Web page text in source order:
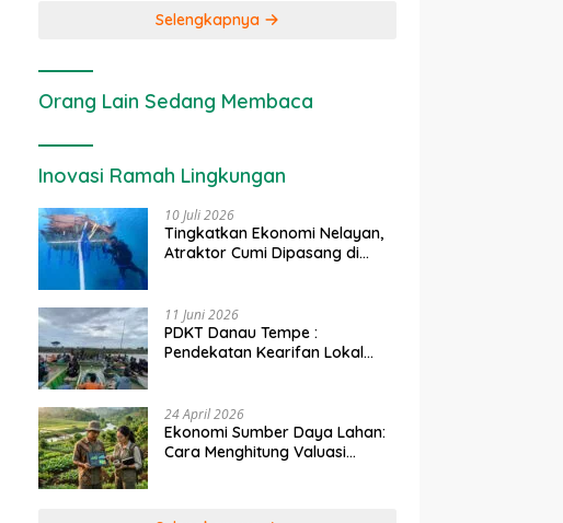
Selengkapnya
Orang Lain Sedang Membaca
Inovasi Ramah Lingkungan
10 Juli 2026
Tingkatkan Ekonomi Nelayan,
Atraktor Cumi Dipasang di
11 Juni 2026
PDKT Danau Tempe :
Pendekatan Kearifan Lokal
24 April 2026
Ekonomi Sumber Daya Lahan:
Cara Menghitung Valuasi